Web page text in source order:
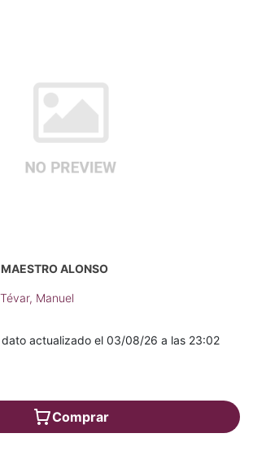
ALONSO
Tévar, Manuel
dato actualizado el 03/08/26 a las 23:02
Comprar